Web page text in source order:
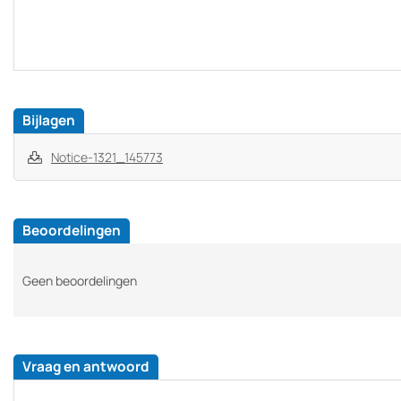
Bijlagen
Notice-1321_145773
Beoordelingen
Geen beoordelingen
Vraag en antwoord